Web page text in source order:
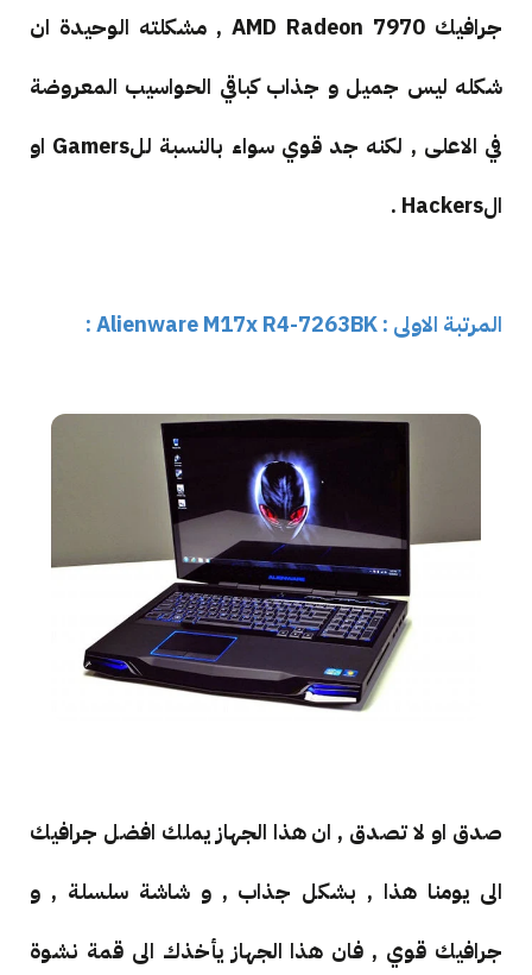
جرافيك
AMD Radeon 7970 , مشكلته الوحيدة ان
شكله ليس جميل و جذاب كباقي الحواسيب المعروضة
في الاعلى , لكنه جد قوي سواء بالنسبة للGamers او
الHackers .
المرتبة الاولى :Alienware M17x R4-7263BK :
صدق او لا تصدق , ان هذا الجهاز يملك افضل جرافيك
الى يومنا هذا , بشكل جذاب , و شاشة سلسلة , و
جرافيك قوي , فان هذا الجهاز يأخذك الى قمة نشوة